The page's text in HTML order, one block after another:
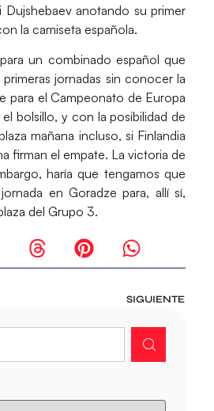
Dujshebaevanotando su primer
la camiseta española.
un combinado español que
jornadas sin conocer la
para el Campeonato de Europa
bolsillo, y con la posibilidad de
mañana incluso, si Finlandia
firman el empate. La victoria de
haría que tengamos que
en Goradze para, allí sí,
del Grupo 3.
SIGUIENTE